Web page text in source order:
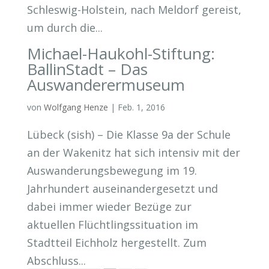
Schleswig-Holstein, nach Meldorf gereist,
um durch die...
Michael-Haukohl-Stiftung:
BallinStadt – Das
Auswanderermuseum
von Wolfgang Henze | Feb. 1, 2016
Lübeck (sish) – Die Klasse 9a der Schule
an der Wakenitz hat sich intensiv mit der
Auswanderungsbewegung im 19.
Jahrhundert auseinandergesetzt und
dabei immer wieder Bezüge zur
aktuellen Flüchtlingssituation im
Stadtteil Eichholz hergestellt. Zum
Abschluss...